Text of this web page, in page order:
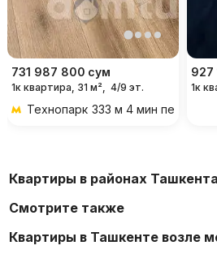
731 987 800 сум
1к квартира, 31 м², 4/9 эт.
Технопарк 333 м 4 мин пешком
927
1к
Квартиры в районах Ташкента
Смотрите также
Квартиры в Ташкенте возле